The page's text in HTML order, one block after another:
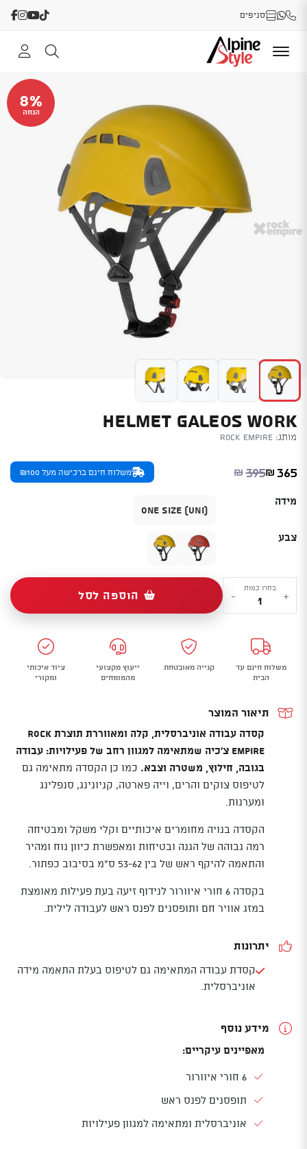
סניפים
HELMET GALEOS WORK
מותג: Rock Empire
8%
הנחה
₪ 395
המחיר המקורי היה: ₪395.
₪ 365
המחיר הנוכחי הוא: ₪365. משלוח חינם ברכישה מעל ₪100
מידה
(one size (UNI
צבע
+
כמות
של
galeos
work
בחרו כמות
- הוספה לסל
משלוח חינם עד
הבית
קנייה מאובטחת
ייעוץ מקצועי
מהמומחים
ציוד איכותי
ומקורי
תיאור המוצר
קסדה עבודה אוניברסלית, קלה ומאווררת תוצרת Rock
Empire צ'כיה שמתאימה למגוון רחב של פעילויות: עבודה
בגובה, חילוץ, משטרה וצבא. כמו כן הקסדה מתאימה גם
לטיפוס צוקים והרים, וייה פארטה, קניונינג, סנפלינג
ומערנות.
הקסדה בנויה מחומרים איכותיים וקלי משקל ומבטיחה
רמה גבוהה של הגנה ובטיחות ומאפשרת כיוון נוח ומהיר
והתאמה להיקף ראש של בין 53-62 ס"מ בסיבוב כפתור.
בקסדה 6 חורי איוורור לנידוף זיעה בעת פעילות מאומצת
במזג אוויר חם ותופסנים לפנס ראש לעבודה לילית.
יתרונות
קסדת עבודה המתאימה גם לטיפוס בעלת התאמה מידה
אוניברסלית.
מידע נוסף
מאפיינים עיקריים:
6 חורי איוורור
תופסנים לפנס ראש
אוניברסלית ומתאימה למגוון פעילויות